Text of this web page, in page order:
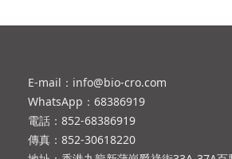
E-mail：info@bio-cro.com
WhatsApp：68386919
電話：852-68386919
傳真：852-30618220